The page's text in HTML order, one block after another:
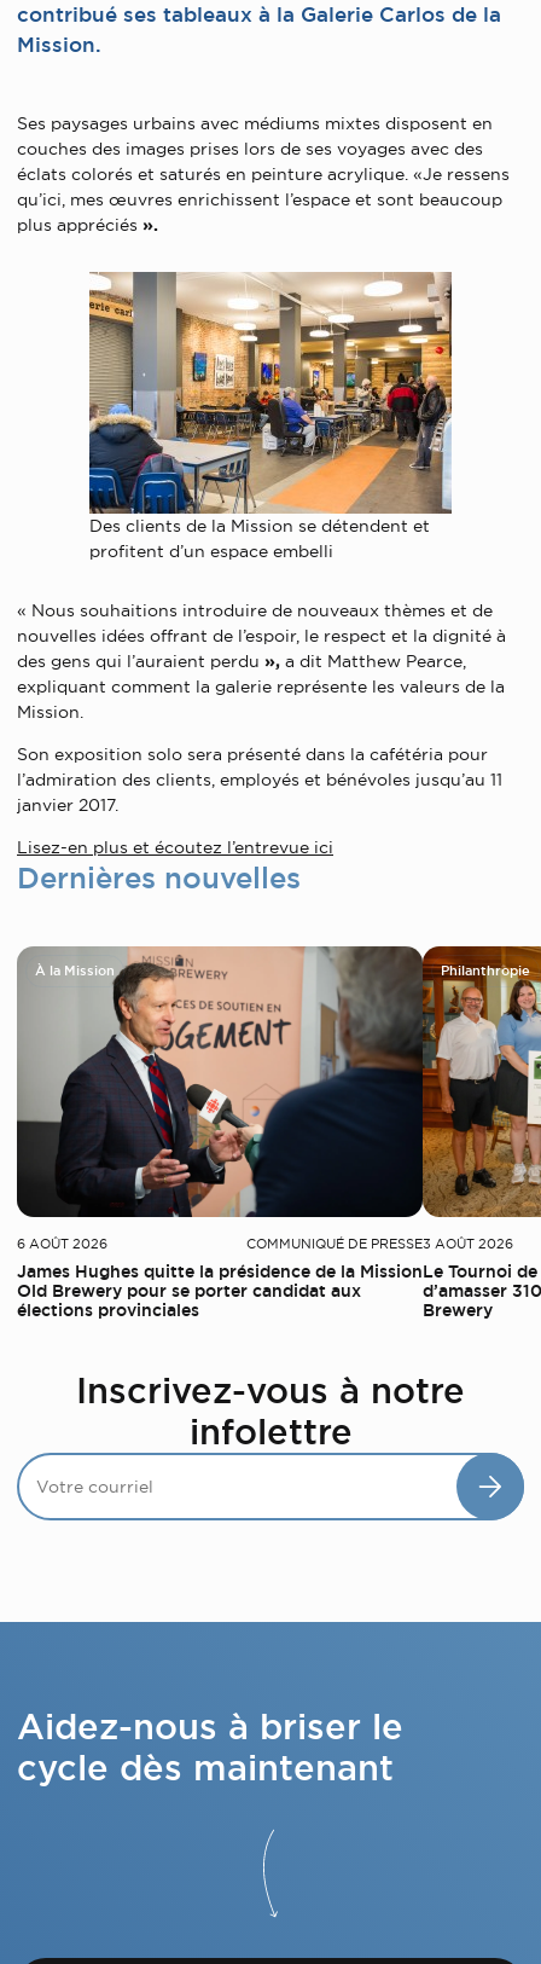
contribué ses tableaux à la Galerie Carlos de la
Mission.
Ses paysages urbains avec médiums mixtes disposent en
couches des images prises lors de ses voyages avec des
éclats colorés et saturés en peinture acrylique. «Je ressens
qu’ici, mes œuvres enrichissent l’espace et sont beaucoup
plus appréciés ».
Des clients de la Mission se détendent et
profitent d’un espace embelli
« Nous souhaitions introduire de nouveaux thèmes et de
nouvelles idées offrant de l’espoir, le respect et la dignité à
des gens qui l’auraient perdu », a dit Matthew Pearce,
expliquant comment la galerie représente les valeurs de la
Mission.
Son exposition solo sera présenté dans la cafétéria pour
l’admiration des clients, employés et bénévoles jusqu’au 11
janvier 2017.
Lisez-en plus et écoutez l’entrevue ici
Dernières nouvelles
À la Mission
6 AOÛT 2026 COMMUNIQUÉ DE PRESSE
James Hughes quitte la présidence de la Mission
Old Brewery pour se porter candidat aux
élections provinciales
Philanthropie
3 AOÛT 2026
Le Tournoi
d’amasser
Brewery
Inscrivez-vous à notre
infolettre
Aidez-nous à briser le
cycle dès maintenant